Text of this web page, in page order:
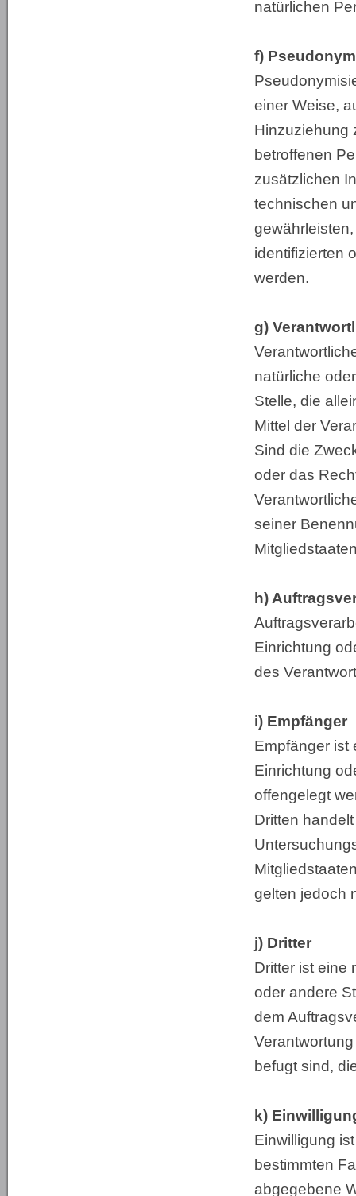
natürlichen
f)
einer Weise,
Hinzuziehung
betroffenen
zusätzlichen
technischen
identifizierten
werden.
g)
natürliche
Stelle, die
Mittel der
Sind die
oder das
seiner
h)
Einrichtung
des
i) Empfänger
Empfänger ist
Einrichtung
offengelegt
Dritten
gelten jedoch
j) Dritter
Dritter ist eine
oder andere
dem
befugt sind,
k)
Einwilligung
bestimmten
abgegebene